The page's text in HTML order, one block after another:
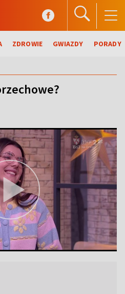
ZDROWIE GWIAZDY PORADY